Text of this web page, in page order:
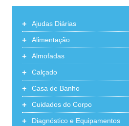
+ Ajudas Diárias
+ Alimentação
+ Almofadas
+ Calçado
+ Casa de Banho
+ Cuidados do Corpo
+ Diagnóstico e Equipamentos